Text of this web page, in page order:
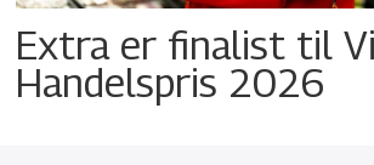
Extra er finalist til
Handelspris 2026